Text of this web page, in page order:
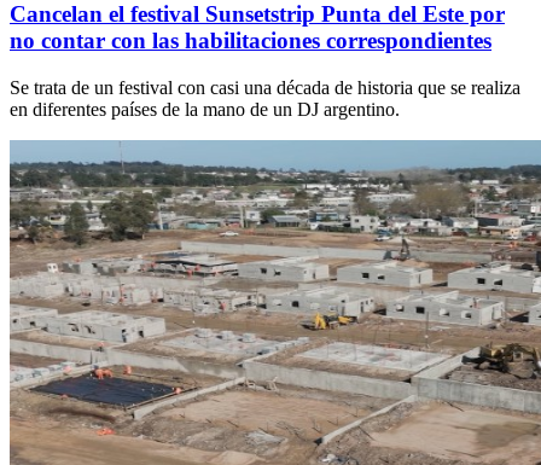
Cancelan el festival Sunsetstrip Punta del Este por
no contar con las habilitaciones correspondientes
Se trata de un festival con casi una década de historia que se realiza
en diferentes países de la mano de un DJ argentino.